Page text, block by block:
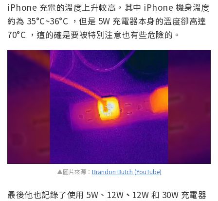
iPhone 充電的溫度上升較高，其中 iPhone 機身溫度
約為 35°C~36°C ，但是 5W 充電器本身的溫度卻高達
70°C ，這的確是要被特別注意也有些危險的。
▲圖片來源： Brandon Butch (YouTube)
最後他也記錄了使用 5W、12W 、 12W 和 30W 充電器